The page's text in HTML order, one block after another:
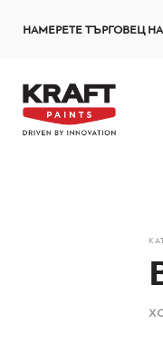
къмНАМЕРЕТЕ ТЪРГОВЕЦ